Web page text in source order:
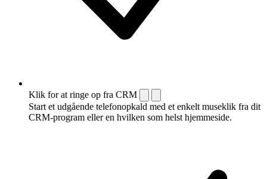
Klik for at ringe op fra CRM
Start et udgående telefonopkald med et enkelt museklik fra dit
CRM-program eller en hvilken som helst hjemmeside.